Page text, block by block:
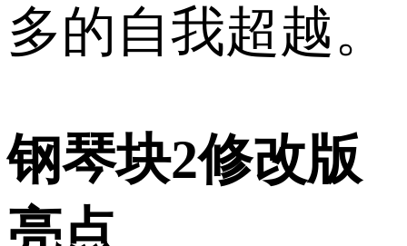
多的自我超越。
钢琴块2修改版
亮点